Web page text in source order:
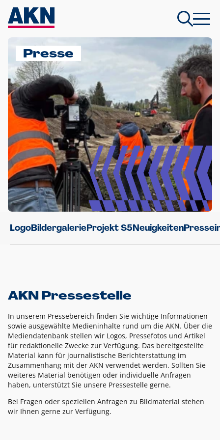
Presse
LogoBildergalerieProjekt S5Neuigkeiten
AKN Pressestelle
In unserem Pressebereich finden Sie wichtige Informationen
sowie ausgewählte Medieninhalte rund um die AKN. Über die
Mediendatenbank stellen wir Logos, Pressefotos und Artikel
für redaktionelle Zwecke zur Verfügung. Das bereitgestellte
Material kann für journalistische Berichterstattung im
Zusammenhang mit der AKN verwendet werden. Sollten Sie
weiteres Material benötigen oder individuelle Anfragen
haben, unterstützt Sie unsere Pressestelle gerne.
Bei Fragen oder speziellen Anfragen zu Bildmaterial stehen
wir Ihnen gerne zur Verfügung.